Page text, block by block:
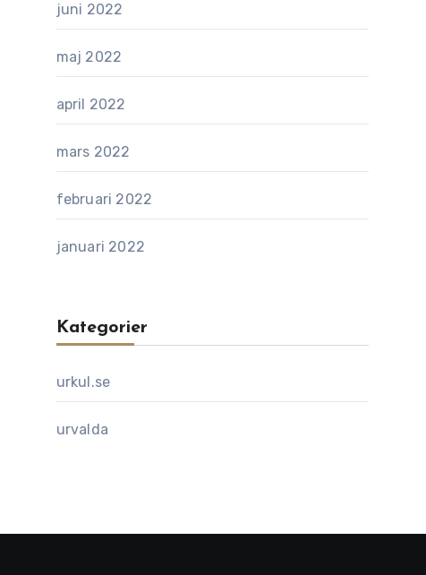
juni 2022
maj 2022
april 2022
mars 2022
februari 2022
januari 2022
Kategorier
urkul.se
urvalda